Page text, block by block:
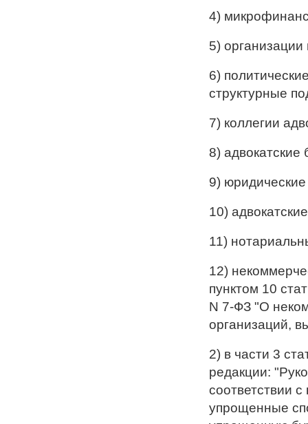
4)
5) организации
6)
структурные
7) коллегии
8) адвокатские
9)
10)
11)
12)
пунктом 10
N 7-ФЗ "О
организаций,
2) в части 3
редакции:
соответствии
упрощенные